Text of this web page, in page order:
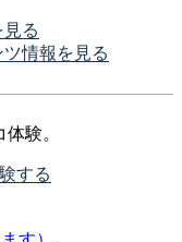
る
情報を見る
験。
する